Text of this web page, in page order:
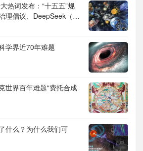
热词发布：“十五五”规
理倡议、DeepSeek（深
、苏超、票根经济、育
学界近70年难题
世界百年难题“费托合成
什么？为什么我们可